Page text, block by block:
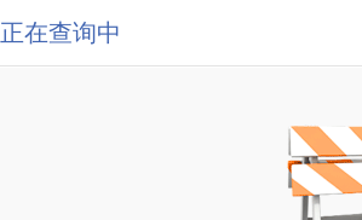
正在查询中